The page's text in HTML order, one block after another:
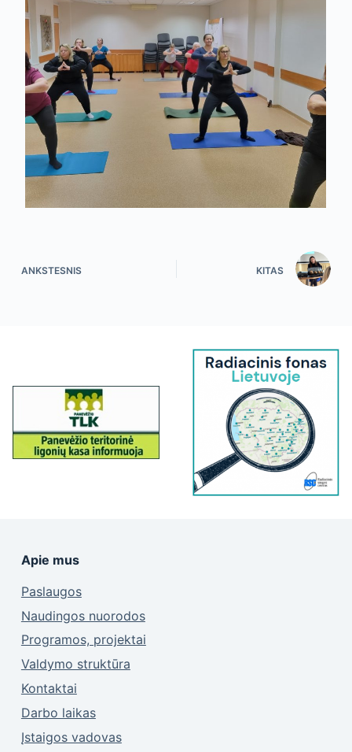
ANKSTESNIS KITAS
Apie mus
Paslaugos
Naudingos nuorodos
Programos, projektai
Valdymo struktūra
Kontaktai
Darbo laikas
Įstaigos vadovas